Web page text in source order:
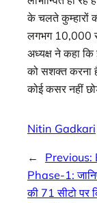
के चलते कुम्हारों
लगभग 10,000
अध्यक्ष ने कहा
को सशक्त करना
कोई कसर नहीं
Nitin Gadkari
← Previous:
Phase-1:
की 71 सीटो पर